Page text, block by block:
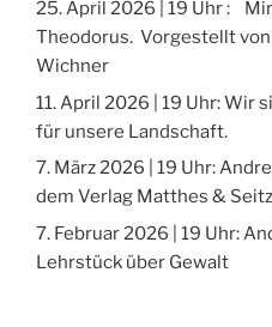
25. April 2026 | 19 Uhr :
Theodorus. Vorgestellt
Wichner
11. April 2026 | 19 Uhr: Wir
für unsere Landschaft.
7. März 2026 | 19 Uhr:
dem Verlag Matthes &
7. Februar 2026 | 19 Uhr:
Lehrstück über Gewalt